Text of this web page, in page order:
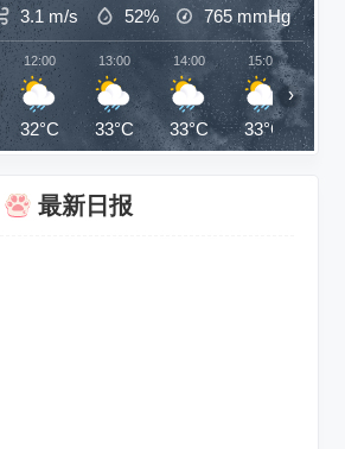
3.1 m/s 52% 765 mmHg
12:00
32°C
13:00
33°C
14:00
33°C
15:00
33°C
›
最新日报